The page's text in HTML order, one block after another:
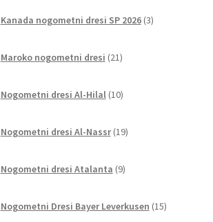
Kanada nogometni dresi SP 2026 3izdelki
Maroko nogometni dresi 21izdelkov
Nogometni dresi Al-Hilal 10izdelkov
Nogometni dresi Al-Nassr 19izdelkov
Nogometni dresi Atalanta 9izdelkov
Nogometni Dresi Bayer Leverkusen 15izdelkov